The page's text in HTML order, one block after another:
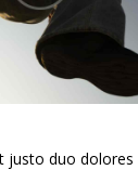
justo duo dolores